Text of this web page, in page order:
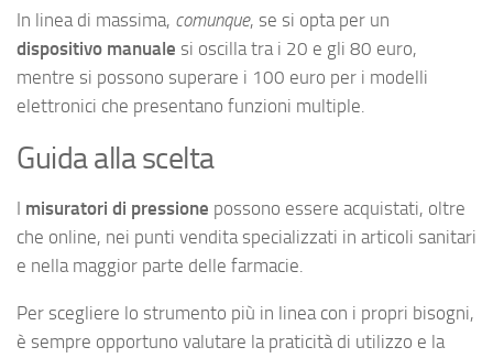
In linea di massima, comunque, se si opta per un
dispositivo manuale si oscilla tra i 20 e gli 80 euro,
mentre si possono superare i 100 euro per i modelli
elettronici che presentano funzioni multiple.
Guida alla scelta
I misuratori di pressione possono essere acquistati, oltre
che online, nei punti vendita specializzati in articoli sanitari
e nella maggior parte delle farmacie.
Per scegliere lo strumento più in linea con i propri bisogni,
è sempre opportuno valutare la praticità di utilizzo e la